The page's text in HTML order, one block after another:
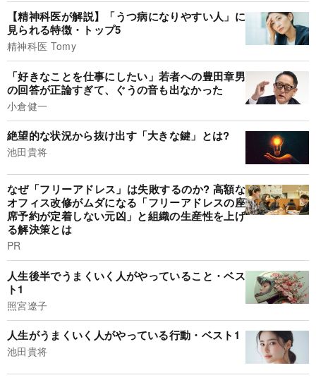
【精神科医が解説】「うつ病になりやすい人」に
見られる特徴・トップ5
精神科医 Tomy
「好きなことを仕事にしたい」若者への豊田章男
の回答が正論すぎて、ぐうの音も出なかった
小倉健一
絶望的な状況から抜け出す「大きな鍵」とは?
池田貴将
なぜ「フリーアドレス」は失敗するのか? 高額な
オフィス改修がムダになる「フリーアドレスの座
席予約が定着しない元凶」と組織の生産性を上げ
る解決策とは
PR
人生後半でうまくいく人がやっていること・ベス
ト1
照宮遼子
人生がうまくいく人がやっている行動・ベスト1
池田貴将